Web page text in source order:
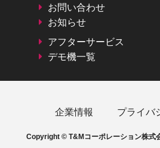
お問い合わせ
お知らせ
アフターサービス
デモ機一覧
企業情報 プライバ
Copyright © T&Mコーポレーション株